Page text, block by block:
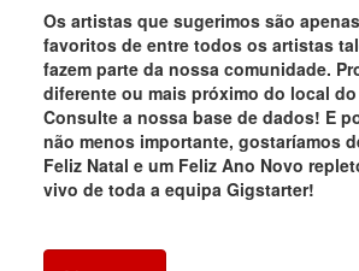
Os artistas que sugerimos são
favoritos de entre todos os artistas
fazem parte da nossa comunidade.
diferente ou mais próximo do local
Consulte a nossa base de dados! E
não menos importante, gostaríamos
Feliz Natal e um Feliz Ano Novo
vivo de toda a equipa Gigstarter!